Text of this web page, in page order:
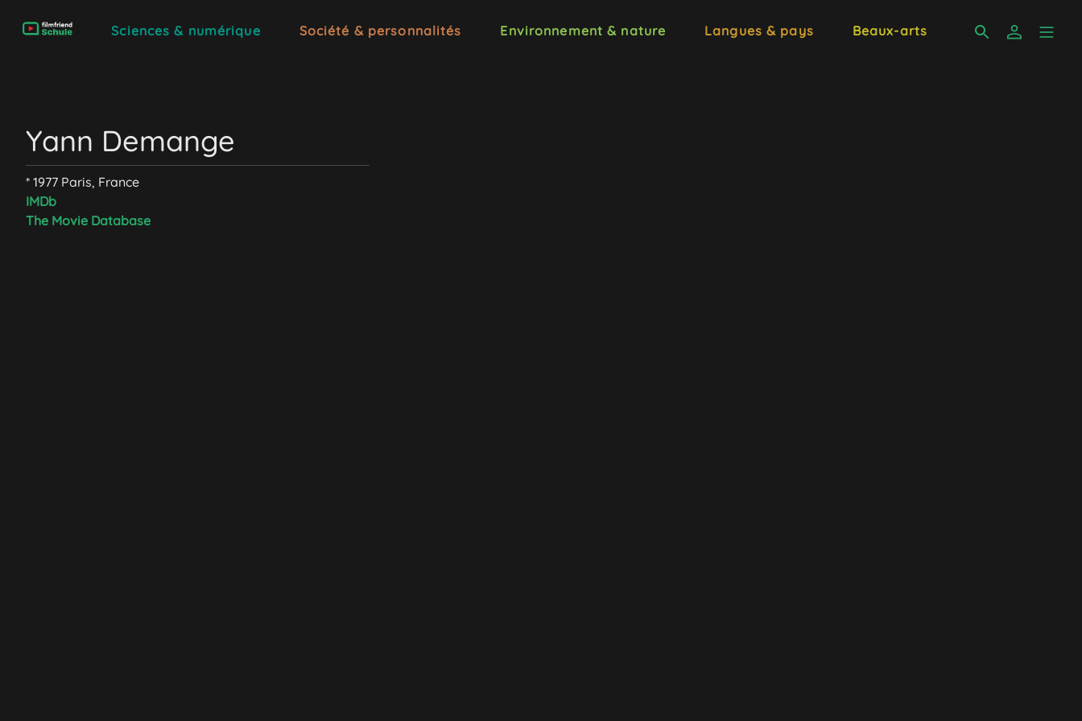
Sciences & numérique Société & personnalités Environnement & nature Langues & pays Beaux-arts
Yann Demange
* 1977 Paris, France
IMDb
The Movie Database